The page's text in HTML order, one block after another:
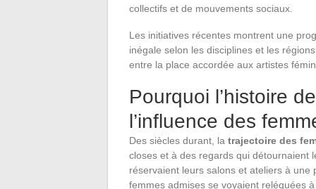
collectifs et de mouvements sociaux.
Les initiatives récentes montrent une
inégale selon les disciplines et les
entre la place accordée aux artistes
Pourquoi l’histoire
l’influence des
Des siècles durant, la trajectoire des
closes et à des regards qui détournaient
réservaient leurs salons et ateliers à une
femmes admises se voyaient reléguées